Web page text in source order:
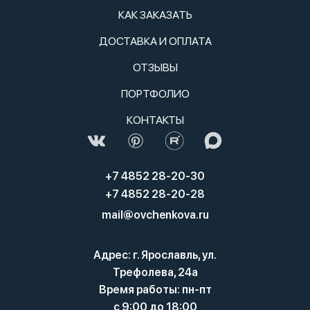
КАК ЗАКАЗАТЬ
ДОСТАВКА И ОПЛАТА
ОТЗЫВЫ
ПОРТФОЛИО
КОНТАКТЫ
+7 4852 28-20-30
+7 4852 28-20-28
mail@ovchenkova.ru
Адрес: г. Ярославль, ул.
Трефолева, 24а
Время работы: пн-пт
с 9:00 до 18:00